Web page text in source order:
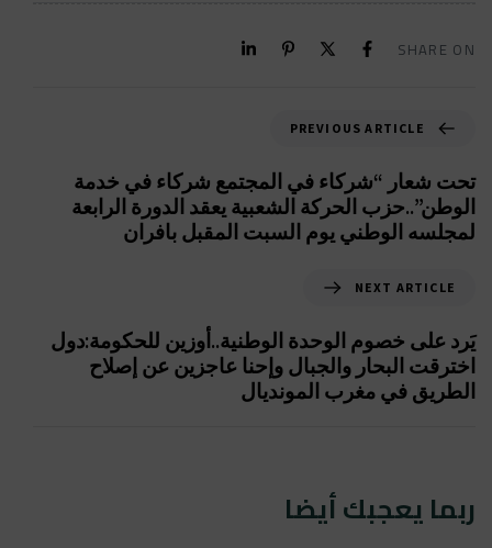
SHARE ON
PREVIOUS ARTICLE
تحت شعار “شركاء في المجتمع شركاء في خدمة
الوطن”..حزب الحركة الشعبية يعقد الدورة الرابعة
لمجلسه الوطني يوم السبت المقبل بافران
NEXT ARTICLE
يَرد على خصوم الوحدة الوطنية..أوزين للحكومة:دول
اخترقت البحار والجبال وإحنا عاجزين عن إصلاح
الطريق في مغرب المونديال
ربما يعجبك أيضا